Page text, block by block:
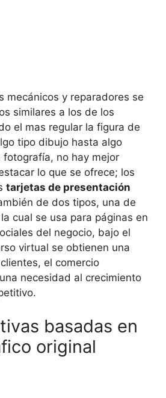
mecánicos y reparadores se
similares a los de los
el mas regular la figura de
tipo dibujo hasta algo
fotografía, no hay mejor
lo que se ofrece; los
tarjetas de presentación
de dos tipos, una de
cual se usa para páginas en
del negocio, bajo el
virtual se obtienen una
el comercio
necesidad al crecimiento
basadas en
original